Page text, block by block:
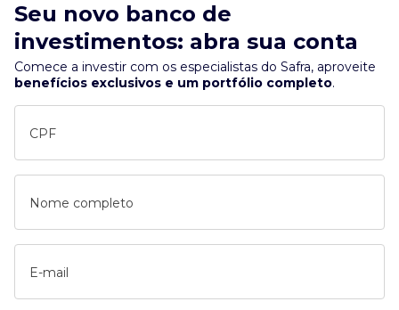
Seu novo banco de
investimentos: abra sua conta
Comece a investir com os especialistas do Safra, aproveite
benefícios exclusivos e um portfólio completo.
CPF
Nome completo
E-mail